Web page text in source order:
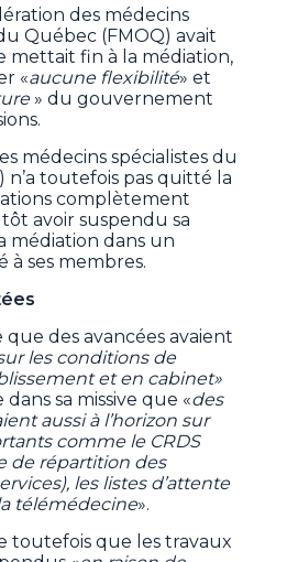
des médecins
Québec (FMOQ) avait
mettait fin à la médiation,
«aucune flexibilité» et
» du gouvernement
médecins spécialistes du
n’a toutefois pas quitté la
complètement
avoir suspendu sa
médiation dans un
à ses membres.
que des avancées avaient
les conditions de
et en cabinet»
sa missive que «des
aussi à l’horizon sur
comme le CRDS
de répartition des
les listes d’attente
télémédecine».
toutefois que les travaux